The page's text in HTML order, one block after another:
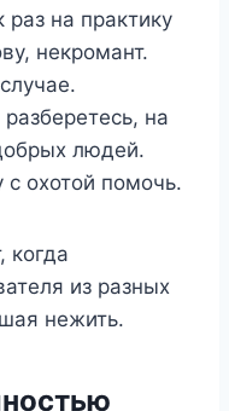
раз на практику
некромант.
на
людей.
охотой помочь.
когда
из разных
нежить.